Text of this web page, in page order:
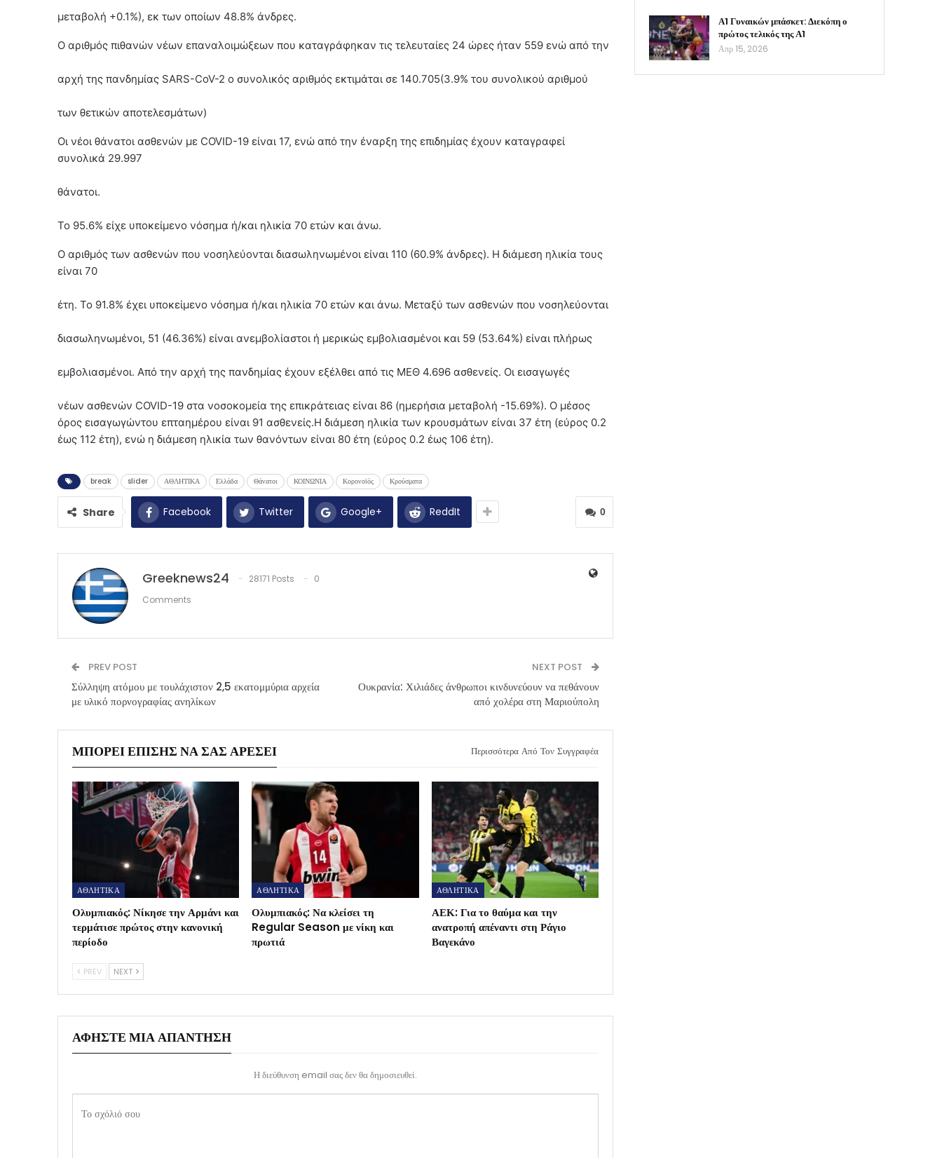
μεταβολή +0.1%), εκ των οποίων 48.8% άνδρες.
Ο αριθμός πιθανών νέων επαναλοιμώξεων που καταγράφηκαν τις τελευταίες 24 ώρες ήταν 559 ενώ από την
αρχή της πανδημίας SARS-CoV-2 ο συνολικός αριθμός εκτιμάται σε 140.705(3.9% του συνολικού αριθμού
των θετικών αποτελεσμάτων)
Οι νέοι θάνατοι ασθενών με COVID-19 είναι 17, ενώ από την έναρξη της επιδημίας έχουν καταγραφεί
συνολικά 29.997
θάνατοι.
Το 95.6% είχε υποκείμενο νόσημα ή/και ηλικία 70 ετών και άνω.
Ο αριθμός των ασθενών που νοσηλεύονται διασωληνωμένοι είναι 110 (60.9% άνδρες). Η διάμεση ηλικία τους
είναι 70
έτη. To 91.8% έχει υποκείμενο νόσημα ή/και ηλικία 70 ετών και άνω. Μεταξύ των ασθενών που νοσηλεύονται
διασωληνωμένοι, 51 (46.36%) είναι ανεμβολίαστοι ή μερικώς εμβολιασμένοι και 59 (53.64%) είναι πλήρως
εμβολιασμένοι. Από την αρχή της πανδημίας έχουν εξέλθει από τις ΜΕΘ 4.696 ασθενείς. Οι εισαγωγές
νέων ασθενών COVID-19 στα νοσοκομεία της επικράτειας είναι 86 (ημερήσια μεταβολή -15.69%). Ο μέσος
όρος εισαγωγώντου επταημέρου είναι 91 ασθενείς.Η διάμεση ηλικία των κρουσμάτων είναι 37 έτη (εύρος 0.2
έως 112 έτη), ενώ η διάμεση ηλικία των θανόντων είναι 80 έτη (εύρος 0.2 έως 106 έτη).
break slider ΑΘΛΗΤΙΚΑ Ελλάδα Θάνατοι ΚΟΙΝΩΝΙΑ Κορονοϊός Κρούσματα
0
Share Facebook Twitter Google+ ReddIt
Greeknews24 28171 Posts
0
Comments
PREV POST
Σύλληψη ατόμου με τουλάχιστον 2,5 εκατομμύρια αρχεία
με υλικό πορνογραφίας ανηλίκων
NEXT POST
Ουκρανία: Χιλιάδες άνθρωποι κινδυνεύουν να πεθάνουν
από χολέρα στη Μαριούπολη
ΜΠΟΡΕΊ ΕΠΊΣΗΣ ΝΑ ΣΑΣ ΑΡΈΣΕΙ Περισσότερα Από Τον Συγγραφέα
ΑΘΛΗΤΙΚΑ
Ολυμπιακός: Νίκησε την Αρμάνι και
τερμάτισε πρώτος στην κανονική
περίοδο
ΑΘΛΗΤΙΚΑ
Ολυμπιακός: Να κλείσει τη
Regular Season με νίκη και
πρωτιά
ΑΘΛΗΤΙΚΑ
ΑΕΚ: Για το θαύμα και την
ανατροπή απέναντι στη Ράγιο
Βαγεκάνο
PREV NEXT
ΑΦΉΣΤΕ ΜΙΑ ΑΠΆΝΤΗΣΗ
Η διεύθυνση email σας δεν θα δημοσιευθεί.
Α1 Γυναικών μπάσκετ: Διεκόπη ο
πρώτος τελικός της Α1
Απρ 15, 2026